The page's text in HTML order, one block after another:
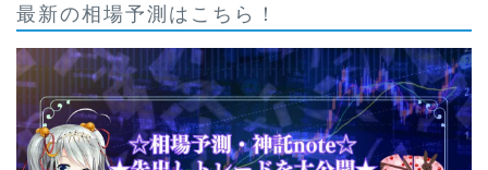
最新の相場予測はこちら！